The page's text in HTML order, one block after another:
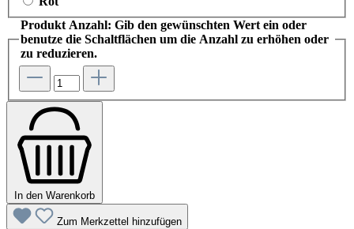
Produkt Anzahl: Gib den gewünschten Wert ein oder
benutze die Schaltflächen um die Anzahl zu erhöhen oder
zu reduzieren.
In den Warenkorb
Zum Merkzettel hinzufügen